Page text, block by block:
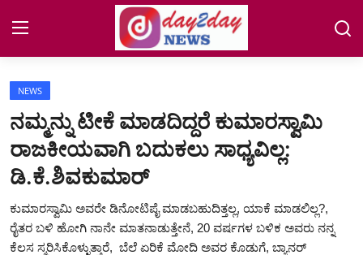
Home
NEWS
COASTAL
Auto-Tech
NEWS
ನಮ್ಮನ್ನು ಟೀಕೆ ಮಾಡದಿದ್ದರೆ ಕುಮಾರಸ್ವಾಮಿ
ರಾಜಕೀಯವಾಗಿ ಬದುಕಲು ಸಾಧ್ಯವಿಲ್ಲ:
ಡಿ.ಕೆ.ಶಿವಕುಮಾರ್
ಕುಮಾರಸ್ವಾಮಿ ಅವರೇ ಡಿನೋಟಿಪೈ ಮಾಡಬಹುದಿತ್ತಲ್ಲ, ಯಾಕೆ ಮಾಡಲಿಲ್ಲ?,
ರೈತರ ಬಳಿ ಹೋಗಿ ನಾನೇ ಮಾತನಾಡುತ್ತೇನೆ, 20 ವರ್ಷಗಳ ಬಳಿಕ ಅವರು ನನ್ನ
ಕೆಲಸ ಸ್ಮರಿಸಿಕೊಳ್ಳುತ್ತಾರೆ, ಬೆಲೆ ಏರಿಕೆ ಮೋದಿ ಅವರ ಕೊಡುಗೆ, ಬ್ಯಾನರ್